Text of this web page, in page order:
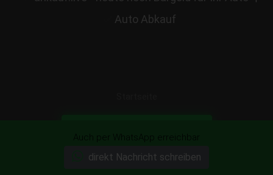
Auto Abkauf
Auch per WhatsApp erreichbar
direkt Nachricht schreiben